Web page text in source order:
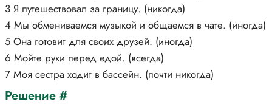
3 Я путешествовал за границу. (никогда)
4 Мы обмениваемся музыкой и общаемся в чате. (иногда)
5 Она готовит для своих друзей. (иногда)
6 Мойте руки перед едой. (всегда)
7 Моя сестра ходит в бассейн. (почти никогда)
Решение #